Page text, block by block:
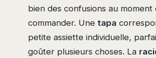
bien des confusions au moment
commander. Une tapa
petite assiette individuelle,
goûter plusieurs choses. La